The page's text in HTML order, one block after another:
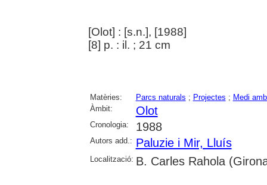
[Olot] : [s.n.], [1988]
[8] p. : il. ; 21 cm
Matèries: Parcs naturals ; Projectes ; Medi
Àmbit:
Olot
Cronologia: 1988
Autors add.: Paluzie i Mir, Lluís
Localització: B. Carles Rahola